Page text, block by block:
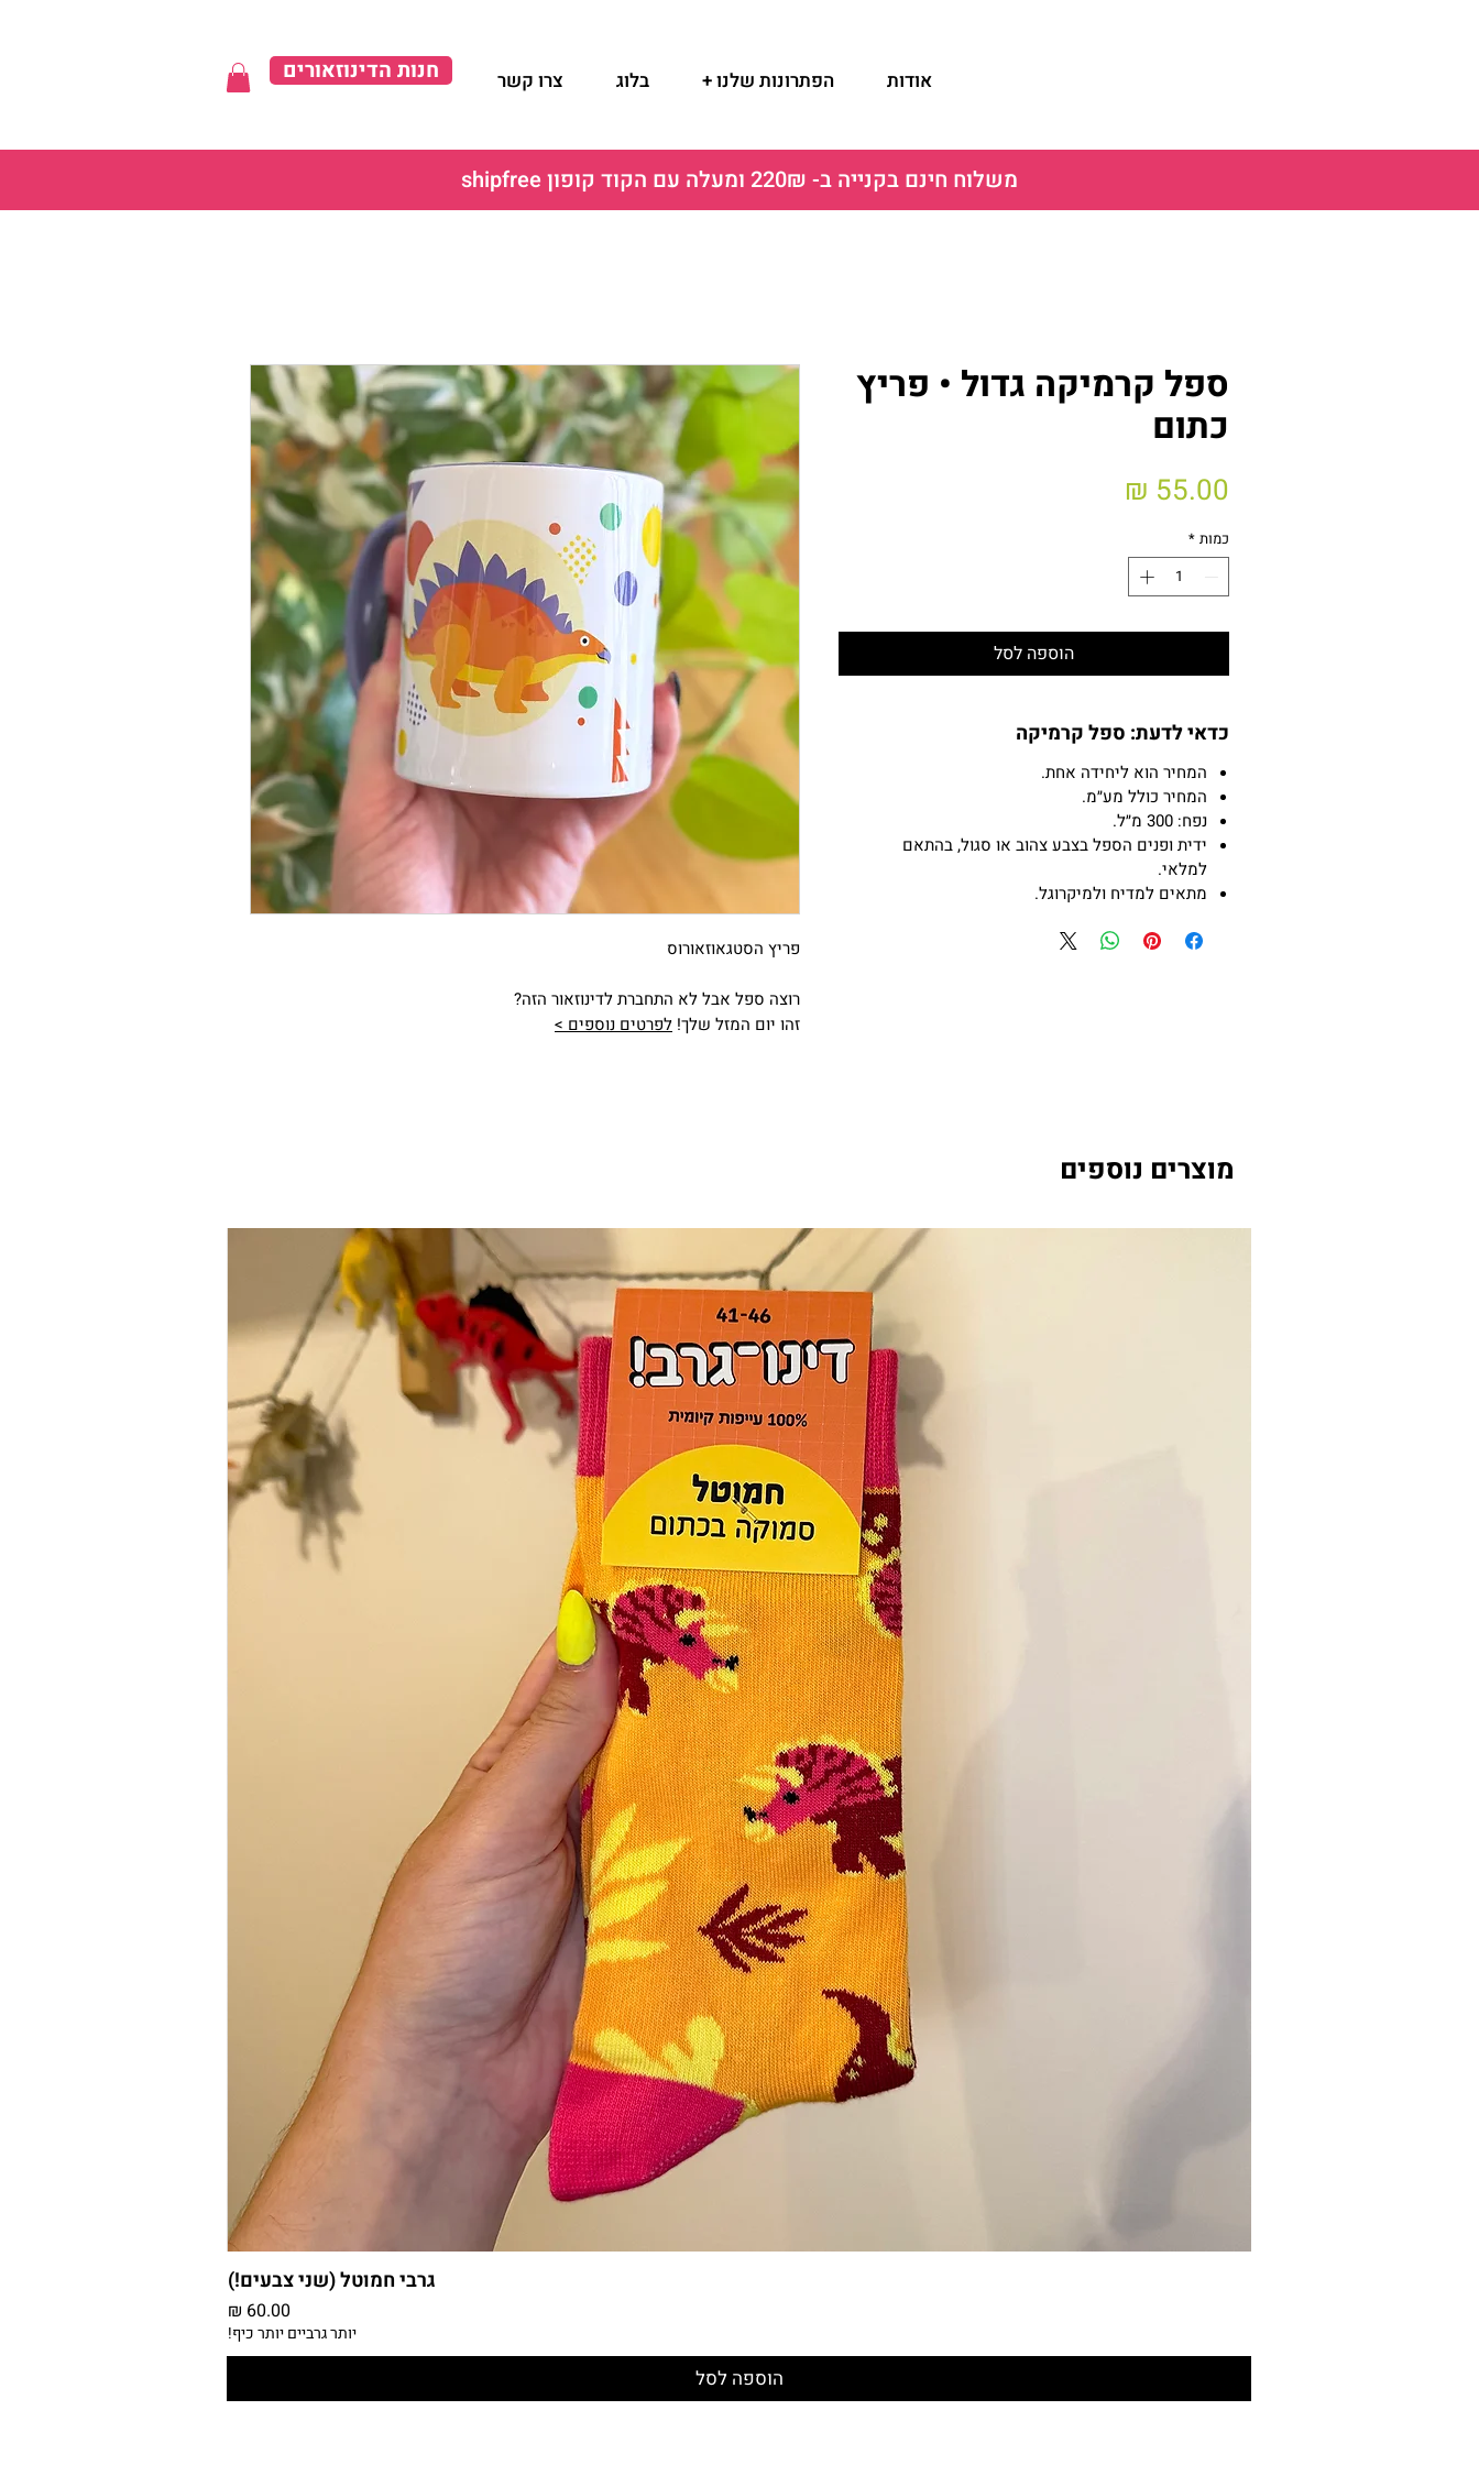
חנות הדינוזאורים אודות הפתרונות שלנו + בלוג צרו קשר
משלוח חינם בקנייה ב- 220₪ ומעלה עם הקוד קופון shipfree
פריץ הסטגאוזאורוס
רוצה ספל אבל לא התחברת לדינוזאור הזה?
זהו יום המזל שלך! לפרטים נוספים >
ספל קרמיקה גדול • פריץ
כתום
כמות *
הוספה לסל
כדאי לדעת: ספל קרמיקה
המחיר הוא ליחידה אחת.
המחיר כולל מע״מ.
נפח: 300 מ״ל.
ידית ופנים הספל בצבע צהוב או סגול, בהתאם
למלאי.
מתאים למדיח ולמיקרוגל.
מוצרים נוספים
גרבי חמוטל (שני צבעים!)
מחיר
יותר גרביים יותר כיף!
הוספה לסל